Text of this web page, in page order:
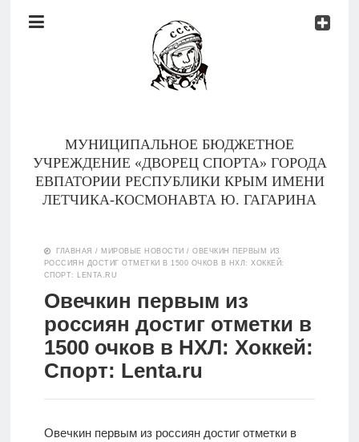
Документы
МУНИЦИПАЛЬНОЕ БЮДЖЕТНОЕ
УЧРЕЖДЕНИЕ «ДВОРЕЦ СПОРТА» ГОРОДА
ЕВПАТОРИИ РЕСПУБЛИКИ КРЫМ ИМЕНИ
ЛЕТЧИКА-КОСМОНАВТА Ю. ГАГАРИНА
Тренеры
Контакты
ГЛАВНАЯ / МИРОВЫЕ НОВОСТИ /ОВЕЧКИН ПЕРВЫМ ИЗ
РОССИЯН ДОСТИГ ОТМЕТКИ В 1500 ОЧКОВ В НХЛ: ХОККЕЙ:
СПОРТ: LENTA.RU
Овечкин первым из
россиян достиг отметки в
1500 очков в НХЛ: Хоккей:
Спорт: Lenta.ru
Овечкин первым из россиян достиг отметки в